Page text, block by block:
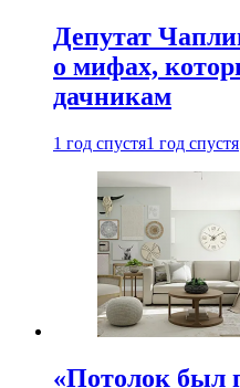
Депутат
о мифах,
дачникам
1 год спустя1 год спустя
«Потолок был